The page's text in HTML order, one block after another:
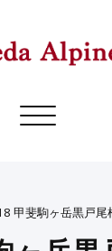
Toggle
甲斐駒ヶ岳黒戸尾